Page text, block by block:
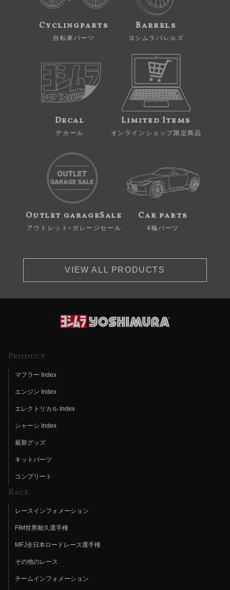
Cyclingparts
自転車パーツ
Barrels
ヨシムラバレルズ
Decal
デカール
Limited Items
オンラインショップ限定商品
Outlet garageSale
アウトレット・ガレージセール
Car parts
4輪パーツ
VIEW ALL PRODUCTS
Product
マフラー Index
エンジン Index
エレクトリカル Index
シャーシ Index
最新グッズ
キットパーツ
コンプリート
Race
レースインフォメーション
FIM世界耐久選手権
MFJ全日本ロードレース選手権
その他のレース
チームインフォメーション